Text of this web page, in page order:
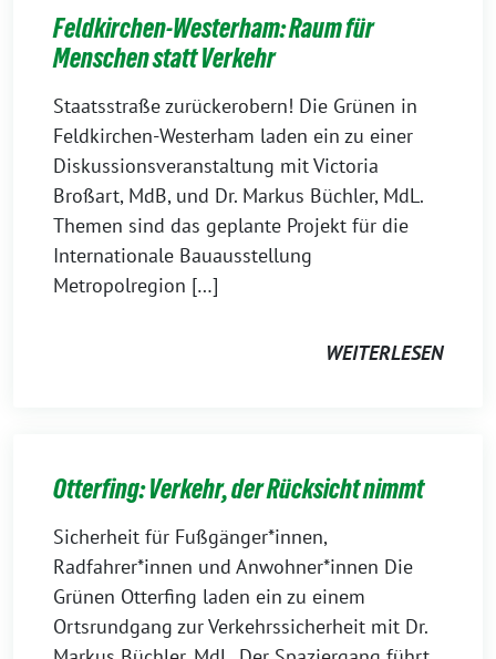
Feldkirchen-Westerham: Raum für
Menschen statt Verkehr
Staatsstraße zurückerobern! Die Grünen in
Feldkirchen-Westerham laden ein zu einer
Diskussionsveranstaltung mit Victoria
Broßart, MdB, und Dr. Markus Büchler, MdL.
Themen sind das geplante Projekt für die
Internationale Bauausstellung
Metropolregion […]
WEITERLESEN
Otterfing: Verkehr, der Rücksicht nimmt
Sicherheit für Fußgänger*innen,
Radfahrer*innen und Anwohner*innen Die
Grünen Otterfing laden ein zu einem
Ortsrundgang zur Verkehrssicherheit mit Dr.